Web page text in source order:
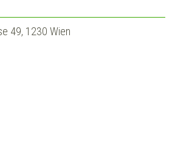
49, 1230 Wien